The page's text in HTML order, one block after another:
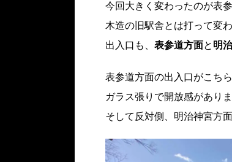
今回大きく変わったのが表参
木造の旧駅舎とは打って変
出入口も、 表参道方面と 明
表参道方面の出入口がこちら
ガラス張りで開放感があり
そして反対側、明治神宮方